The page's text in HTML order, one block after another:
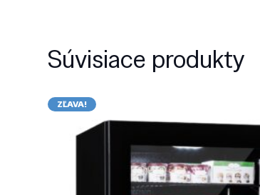
Súvisiace produkty
ZĽAVA!